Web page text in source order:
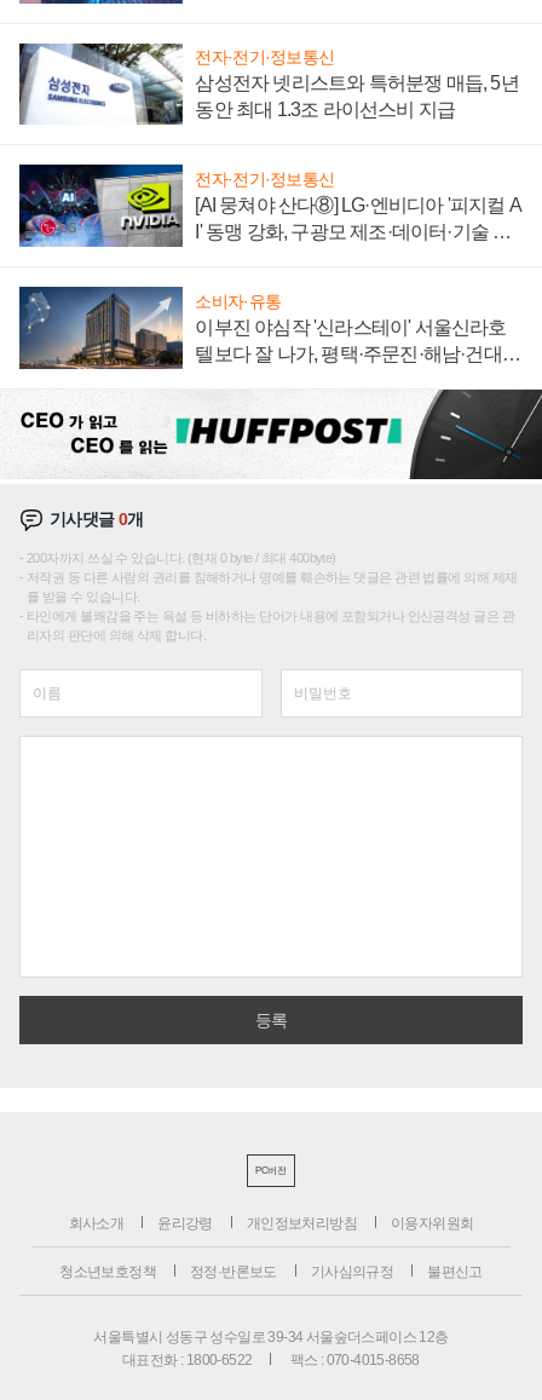
전자·전기·정보통신
삼성전자 넷리스트와 특허분쟁 매듭, 5년
동안 최대 1.3조 라이선스비 지급
전자·전기·정보통신
[AI 뭉쳐야 산다⑧] LG·엔비디아 '피지컬 A
I' 동맹 강화, 구광모 제조·데이터·기술 결
소비자·유통
이부진 야심작 '신라스테이' 서울신라호
텔보다 잘 나가, 평택·주문진·해남·건대로
기사댓글0개
200자까지 쓰실 수 있습니다. (현재 0 byte / 최대 400byte)
저작권 등 다른 사람의 권리를 침해하거나 명예를 훼손하는 댓글은 관련 법률에 의해 제재
를 받을 수 있습니다.
타인에게 불쾌감을 주는 욕설 등 비하하는 단어가 내용에 포함되거나 인신공격성 글은 관
리자의 판단에 의해 삭제 합니다.
PC버전
회사소개 윤리강령 개인정보처리방침 이용자위원회
청소년보호정책 정정·반론보도 기사심의규정 불편신고
서울특별시 성동구 성수일로 39-34 서울숲더스페이스 12층
대표전화 : 1800-6522
팩스 : 070-4015-8658